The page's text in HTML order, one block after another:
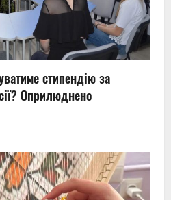
стипендію за
Оприлюднено